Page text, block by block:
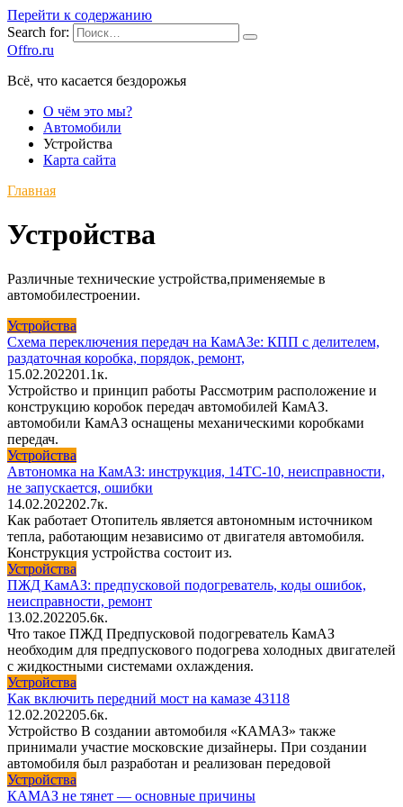
Перейти к содержанию
Search for:
Offro.ru
Всё, что касается бездорожья
О чём это мы?
Автомобили
Устройства
Карта сайта
Главная
Устройства
Различные технические устройства,применяемые в
автомобилестроении.
Устройства
Схема переключения передач на КамАЗе: КПП с делителем,
раздаточная коробка, порядок, ремонт,
15.02.202201.1к.
Устройство и принцип работы Рассмотрим расположение и
конструкцию коробок передач автомобилей КамАЗ.
автомобили КамАЗ оснащены механическими коробками
передач.
Устройства
Автономка на КамАЗ: инструкция, 14ТС-10, неисправности,
не запускается, ошибки
14.02.202202.7к.
Как работает Отопитель является автономным источником
тепла, работающим независимо от двигателя автомобиля.
Конструкция устройства состоит из.
Устройства
ПЖД КамАЗ: предпусковой подогреватель, коды ошибок,
неисправности, ремонт
13.02.202205.6к.
Что такое ПЖД Предпусковой подогреватель КамАЗ
необходим для предпускового подогрева холодных двигателей
с жидкостными системами охлаждения.
Устройства
Как включить передний мост на камазе 43118
12.02.202205.6к.
Устройство В создании автомобиля «КАМАЗ» также
принимали участие московские дизайнеры. При создании
автомобиля был разработан и реализован передовой
Устройства
КАМАЗ не тянет — основные причины